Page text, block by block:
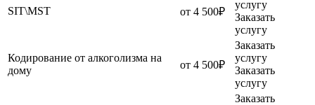
SIT\MST от 4 500₽
услугу
Заказать
услугу
Кодирование от алкоголизма на
дому
от 4 500₽
Заказать
услугу
Заказать
услугу
Заказать